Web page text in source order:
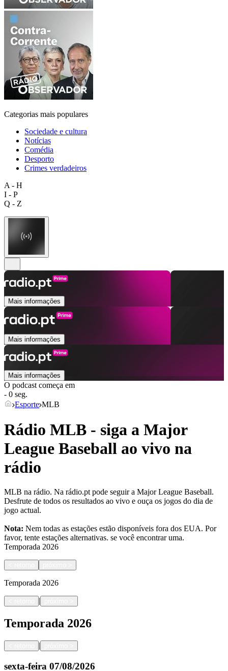
Categorias mais populares
Sociedade e cultura
Notícias
Comédia
Desporto
Crimes verdadeiros
A - H
I - P
Q - Z
Mais informações
Mais informações
Mais informações
O podcast começa em
- 0 seg.
Esporte MLB
Rádio MLB - siga a Major
League Baseball ao vivo na
rádio
MLB na rádio. Na rádio.pt pode seguir a Major League Baseball.
Desfrute de todos os resultados ao vivo e ouça os jogos do dia de
jogo actual.
Nota: Nem todas as estações estão disponíveis fora dos EUA. Por
favor, tente estações alternativas. se você encontrar uma.
Temporada 2026
Temporada 2026
|
Temporada 2026
|
sexta-feira 07/08/2026